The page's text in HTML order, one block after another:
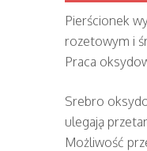
Pierścionek
rozetowym i
Praca
Srebro
ulegają
Możliwość